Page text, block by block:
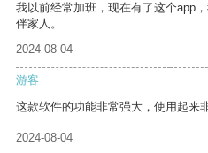
我以前经常加班，现在有了这个app
伴家人。
2024-08-04
游客
这款软件的功能非常强大，使用起来
2024-08-04